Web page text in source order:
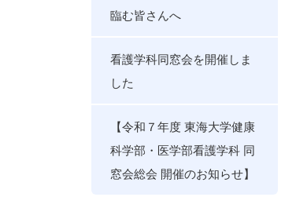
臨む皆さんへ
看護学科同窓会を開催しま
した
【令和７年度 東海大学健康
科学部・医学部看護学科 同
窓会総会 開催のお知らせ】